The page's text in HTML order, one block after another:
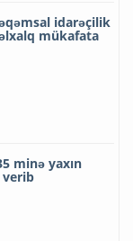
idarəçilik
mükafata
minə yaxın
verib